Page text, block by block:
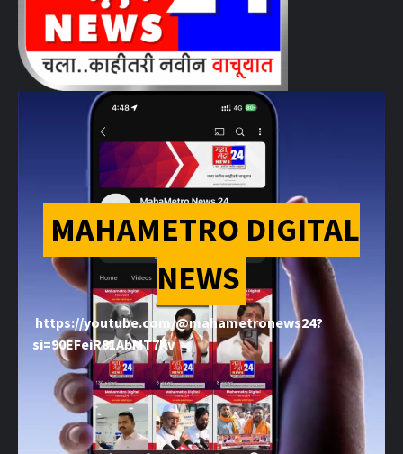
MAHAMETRO DIGITAL
NEWS
https://youtube.com/@mahametronews24?
si=90EFeiR81AbMT7Kv